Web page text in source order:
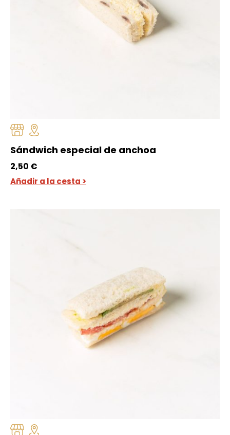
Sándwich especial de anchoa
2,50 €
Añadir a la cesta >